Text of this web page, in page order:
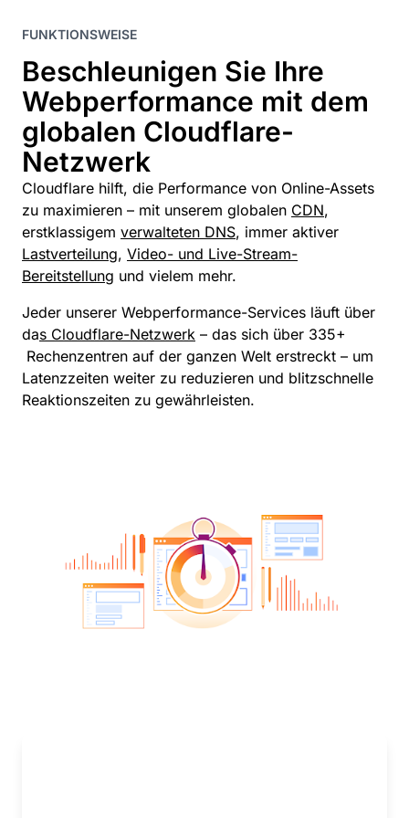
FUNKTIONSWEISE
Beschleunigen Sie Ihre
Webperformance mit dem
globalen Cloudflare-
Netzwerk
Cloudflare hilft, die Performance von Online-Assets
zu maximieren – mit unserem globalen CDN,
erstklassigem verwalteten DNS, immer aktiver
Lastverteilung, Video- und Live-Stream-
Bereitstellung und vielem mehr.
Jeder unserer Webperformance-Services läuft über
das Cloudflare-Netzwerk – das sich über 335+
Rechenzentren auf der ganzen Welt erstreckt – um
Latenzzeiten weiter zu reduzieren und blitzschnelle
Reaktionszeiten zu gewährleisten.